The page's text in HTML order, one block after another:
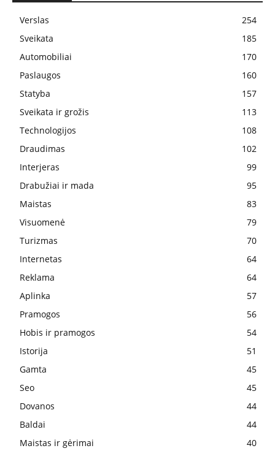
Verslas
254
Sveikata
185
Automobiliai
170
Paslaugos
160
Statyba
157
Sveikata ir grožis
113
Technologijos
108
Draudimas
102
Interjeras
99
Drabužiai ir mada
95
Maistas
83
Visuomenė
79
Turizmas
70
Internetas
64
Reklama
64
Aplinka
57
Pramogos
56
Hobis ir pramogos
54
Istorija
51
Gamta
45
Seo
45
Dovanos
44
Baldai
44
Maistas ir gėrimai
40